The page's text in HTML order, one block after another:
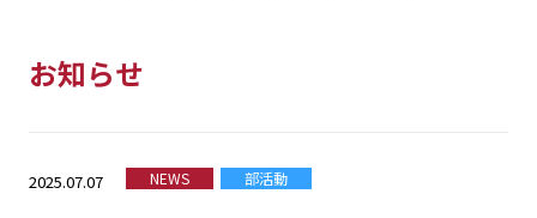
お知らせ
2025.07.07 NEWS 部活動